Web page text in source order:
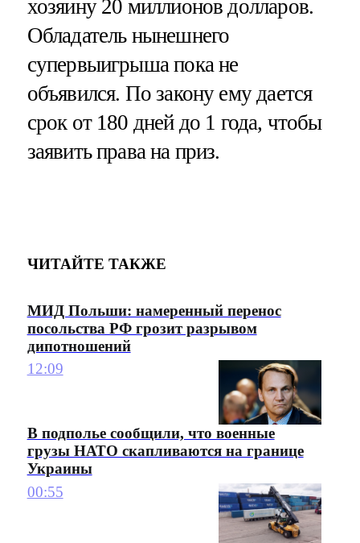
хозяину 20 миллионов долларов.
Обладатель нынешнего
супервыигрыша пока не
объявился. По закону ему дается
срок от 180 дней до 1 года, чтобы
заявить права на приз.
ЧИТАЙТЕ ТАКЖЕ
МИД Польши: намеренный перенос
посольства РФ грозит разрывом
дипотношений
12:09
В подполье сообщили, что военные
грузы НАТО скапливаются на границе
Украины
00:55